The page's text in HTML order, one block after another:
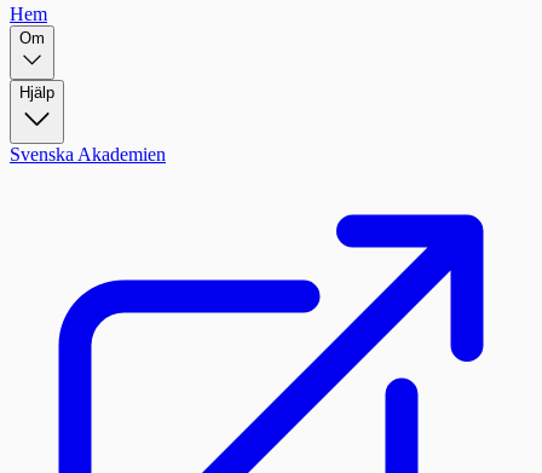
Hem
Om
Hjälp
Svenska Akademien